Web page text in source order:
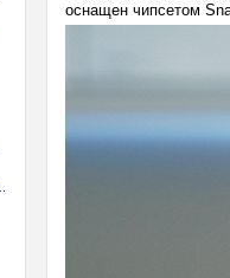
оснащен чипсетом